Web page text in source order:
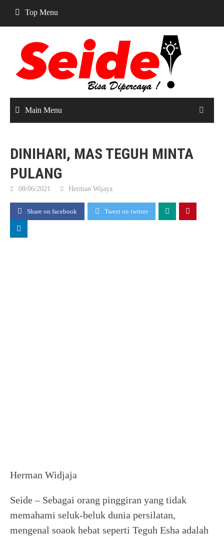
content
Top Menu
Main Menu
DINIHARI, MAS TEGUH MINTA
PULANG
08/06/2021 Herman Wijaya
Share on facebook Tweet on twitter
Herman Widjaja
Seide – Sebagai orang pinggiran yang tidak
memahami seluk-beluk dunia persilatan,
mengenal soaok hebat seperti Teguh Esha adalah